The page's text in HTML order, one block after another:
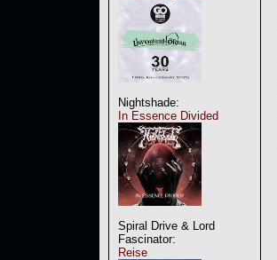
Nightshade:
In Essence Divided
Spiral Drive & Lord
Fascinator:
Reise